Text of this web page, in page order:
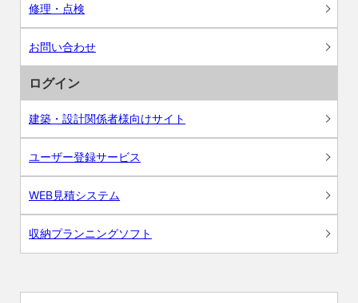
修理・点検
お問い合わせ
ログイン
建築・設計関係者様向けサイト
ユーザー登録サービス
WEB見積システム
収納プランニングソフト